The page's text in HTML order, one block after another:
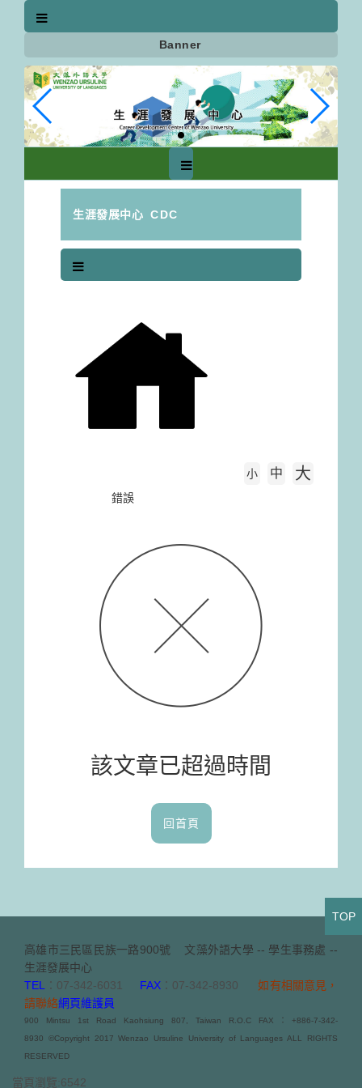
Banner
生涯發展中心 CDC
錯誤
小 中 大
該文章已超過時間
回首頁
高雄市三民區民族一路900號
文藻外語大學 -- 學生事務處 --
生涯發展中心
TEL
：07-342-6031 FAX：07-342-8930
如有相關意見，
請聯絡網頁維護員
900 Mintsu 1st Road Kaohsiung 807, Taiwan R.O.C FAX：+886-7-342-
8930 ©Copyright 2017 Wenzao Ursuline University of Languages ALL RIGHTS
RESERVED
當頁瀏覽:6542
TOP